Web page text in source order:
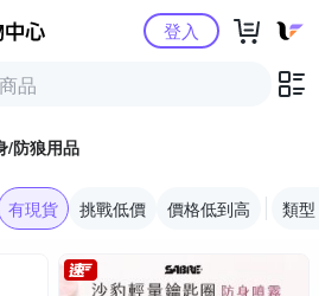
Yahoo購物中心登入
/防狼用品
有現貨 挑戰低價 價格低到高 類型